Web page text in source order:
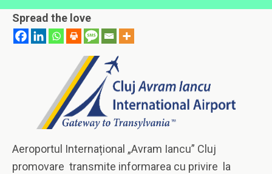
Spread the love
Aeroportul Internațional „Avram Iancu” Cluj
promovare transmite informarea cu privire la